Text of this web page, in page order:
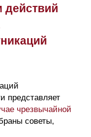
действий
представляет
чрезвычайной
советы,